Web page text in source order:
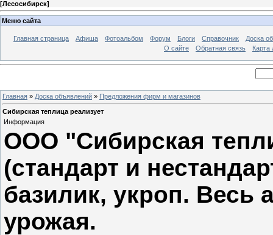
[Лесосибирск]
Меню сайта
Главная страница Афиша Фотоальбом Форум Блоги Справочник
Доска
О сайте
Обратная связь Карта
Главная » Доска объявлений » Предложения фирм и магазинов
Сибирская теплица реализует
Информация
ООО "Сибирская
(стандарт и
базилик, укроп. Весь
урожая.